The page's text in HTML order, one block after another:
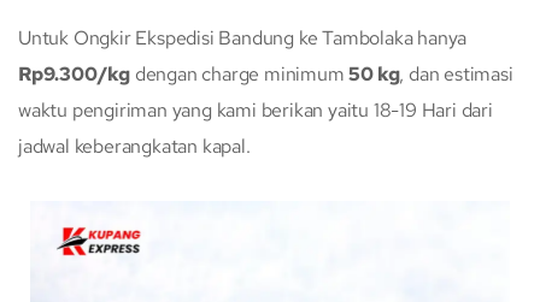
Untuk Ongkir Ekspedisi Bandung ke Tambolaka hanya
Rp9.300/kg dengan charge minimum50 kg, dan estimasi
waktu pengiriman yang kami berikan yaitu 18-19 Hari dari
jadwal keberangkatan kapal.